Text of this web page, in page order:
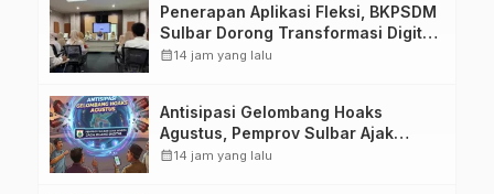
Penerapan Aplikasi Fleksi, BKPSDM
Sulbar Dorong Transformasi Digital
Sistem Kehadiran ASN
calendar_month14 jam yang lalu
Antisipasi Gelombang Hoaks
Agustus, Pemprov Sulbar Ajak
Warga Jaga Ruang Digital
calendar_month14 jam yang lalu